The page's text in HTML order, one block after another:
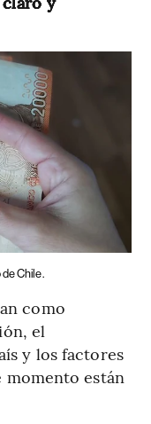
Chile.
como
el
y los factores
momento están